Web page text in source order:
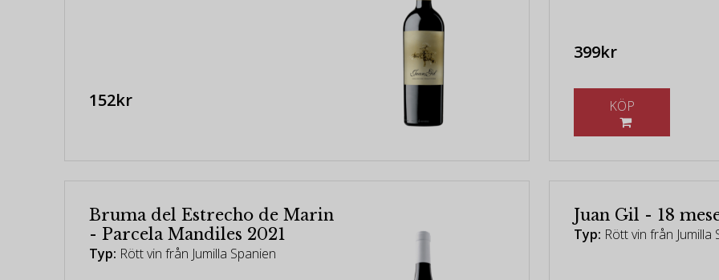
152kr
399kr
Bruma del Estrecho de Marin
- Parcela Mandiles 2021
Typ: Rött vin från Jumilla Spanien
Juan Gil - 18
Typ: Rött vin från Jumilla